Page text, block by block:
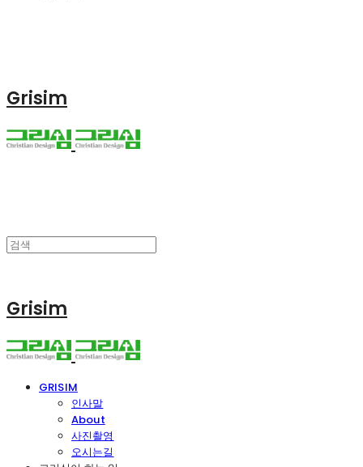
Grisim
Grisim
GRISIM
인사말
About
사진촬영
오시는길